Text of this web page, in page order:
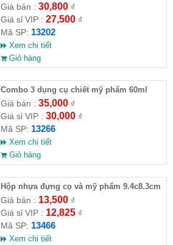
Giá bán : 30,800₫
Giá sỉ VIP : 27,500₫
Mã SP: 13202
Xem chi tiết
Giỏ hàng
Combo 3 dụng cụ chiết mỹ phẩm 60ml
Giá bán : 35,000₫
Giá sỉ VIP : 30,000₫
Mã SP: 13266
Xem chi tiết
Giỏ hàng
Hộp nhựa đựng cọ và mỹ phẩm 9.4c8.3cm
Giá bán : 13,500₫
Giá sỉ VIP : 12,825₫
Mã SP: 13466
Xem chi tiết